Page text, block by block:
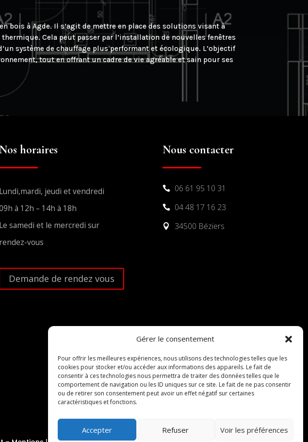
Gérer le consentement
Pour offrir les meilleures expériences, nous utilisons des technologies telles que les
cookies pour stocker et/ou accéder aux informations des appareils. Le fait de
consentir à ces technologies nous permettra de traiter des données telles que le
comportement de navigation ou les ID uniques sur ce site. Le fait de ne pas consentir
ou de retirer son consentement peut avoir un effet négatif sur certaines
caractéristiques et fonctions.
Accepter Refuser Voir les préférences
bois à Agde. Il s’agit de mettre en place des solutions visant à
Cela peut passer par l’installation de nouvelles fenêtres
système de chauffage plus performant et écologique. L’objectif
tout en offrant un cadre de vie agréable et sain pour ses
horaires
Lundi,mardi, jeudi et vendredi
à 12h – 14h à 18h
Le samedi et le mercredi sur
rendez-vous
Demande de rendez vous
Nous contacter
 06 61 95 10 31
 04 48 17 16 23
 34500 Béziers